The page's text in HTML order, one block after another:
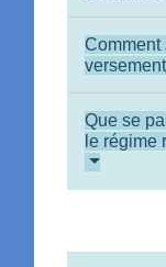
Comment
Que se
le régime